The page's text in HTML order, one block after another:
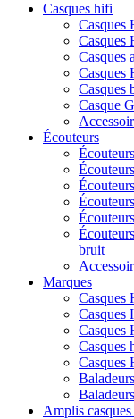
Casques hifi
Casques
Casques
Casques
Casques
Casques
Casque
Écouteurs
bruit
Marques
Casques
Casques
Casques
Casques
Amplis casques